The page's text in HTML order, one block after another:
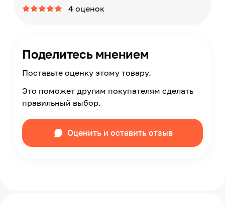
4 оценок
Поделитесь мнением
Поставьте оценку этому товару.
Это поможет другим покупателям сделать
правильный выбор.
Оценить и оставить отзыв